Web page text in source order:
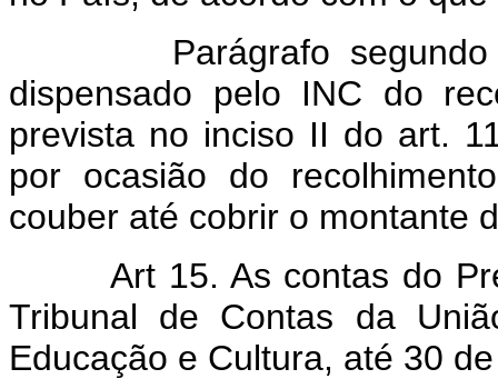
Parágrafo segundo -
dispensado pelo INC do
prevista no inciso II do art.
por ocasião do
couber até cobrir o montante
Art 15. As contas do
Tribunal de Contas da
Educação e Cultura, até 30